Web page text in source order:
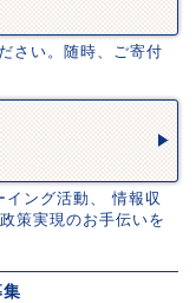
さい。随時、ご寄付
イング活動、 情報収
策実現のお手伝いを